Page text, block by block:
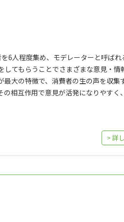
6人程度集め、モデレーターと呼ばれ
てもらうことでさまざまな意見・情
大の特徴で、消費者の生の声を収集
相互作用で意見が活発になりやすく
> 詳